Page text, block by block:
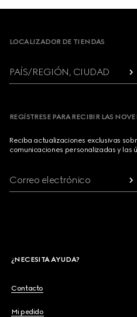
LOCALIZADOR DE TIENDAS
PAÍS/REGIÓN, CIUDAD
REGÍSTRESE PARA RECIBIR LAS
Reciba actualizaciones exclusivas
comunicaciones personalizadas y las
Correo electrónico
¿NECESITA AYUDA?
Contacto
Mi pedido